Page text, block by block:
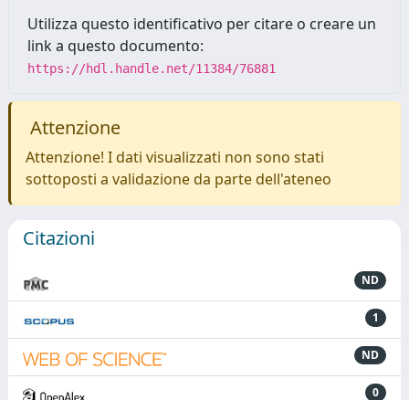
Utilizza questo identificativo per citare o creare un
link a questo documento:
https://hdl.handle.net/11384/76881
Attenzione
Attenzione! I dati visualizzati non sono stati
sottoposti a validazione da parte dell'ateneo
Citazioni
ND
1
ND
0